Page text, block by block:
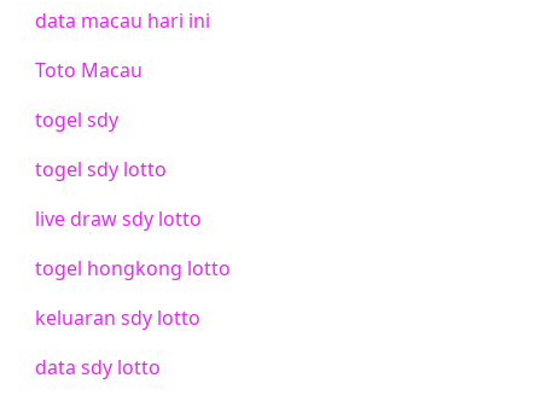
data macau hari ini
Toto Macau
togel sdy
togel sdy lotto
live draw sdy lotto
togel hongkong lotto
keluaran sdy lotto
data sdy lotto